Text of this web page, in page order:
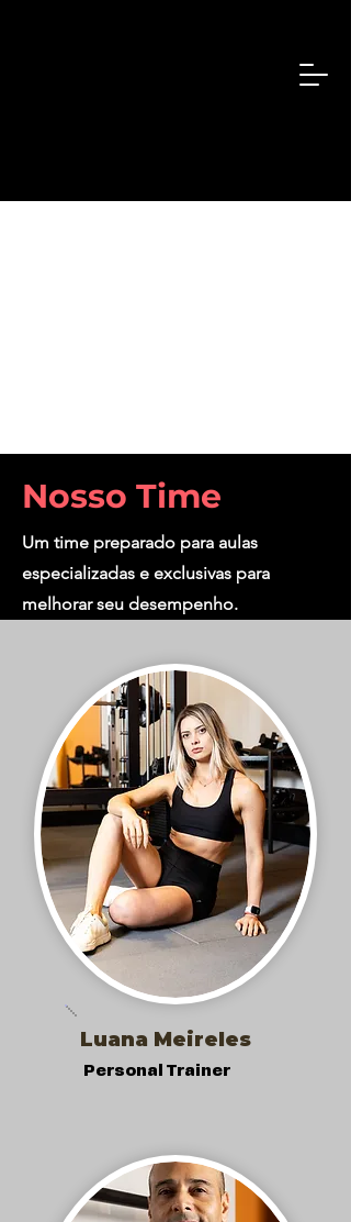
Nosso Time
Um time preparado para aulas
especializadas e exclusivas para
melhorar seu desempenho.
Luana Meireles
Personal Trainer